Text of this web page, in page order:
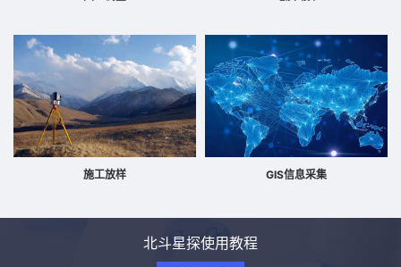
施工放样 GIS信息采集
北斗星探使用教程